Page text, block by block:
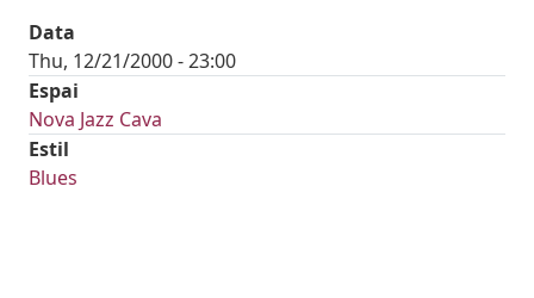
Data
Thu, 12/21/2000 - 23:00
Espai
Nova Jazz Cava
Estil
Blues